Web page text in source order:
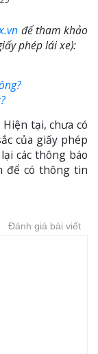
để tham khảo
phép lái xe):
tại, chưa có
của giấy phép
các thông báo
để có thông tin
Đánh giá bài viết